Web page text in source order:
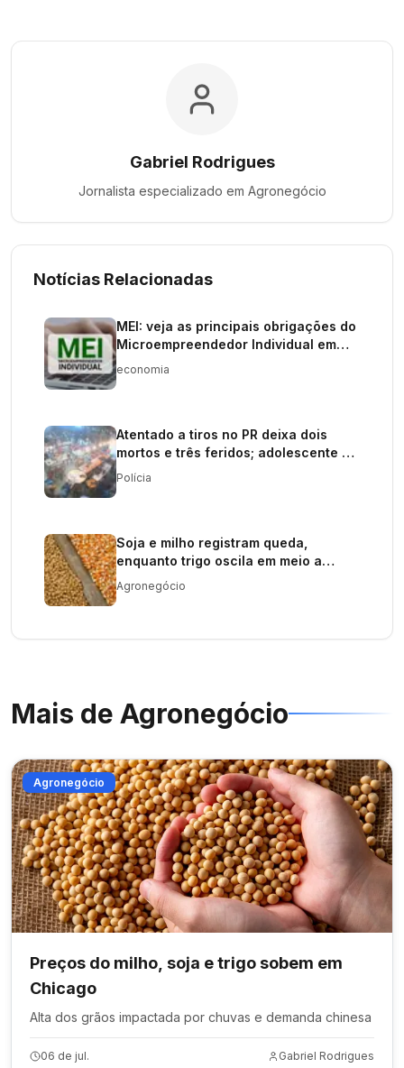
Gabriel Rodrigues
Jornalista especializado em Agronegócio
Notícias Relacionadas
MEI: veja as principais obrigações do
Microempreendedor Individual em
economia
Atentado a tiros no PR deixa dois
mortos e três feridos; adolescente é
procurado
Polícia
Soja e milho registram queda,
enquanto trigo oscila em meio a
oferta restrita
Agronegócio
Mais de Agronegócio
Agronegócio
Preços do milho, soja e trigo sobem em
Chicago
Alta dos grãos impactada por chuvas e demanda chinesa
06 de jul. Gabriel Rodrigues